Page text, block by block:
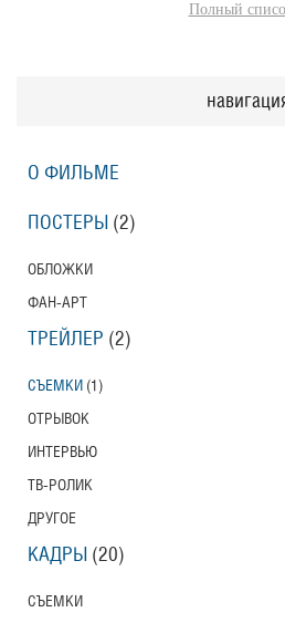
Полный
О ФИЛЬМЕ
ПОСТЕРЫ (2)
ОБЛОЖКИ
ФАН-АРТ
ТРЕЙЛЕР (2)
СЪЕМКИ (1)
ОТРЫВОК
ИНТЕРВЬЮ
ТВ-РОЛИК
ДРУГОЕ
КАДРЫ (20)
СЪЕМКИ